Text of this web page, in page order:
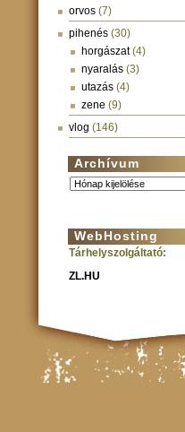
orvos (7)
pihenés (30)
horgászat(4)
nyaralás (3)
utazás (4)
zene (9)
vlog (146)
Archívum
Archívum
WebHosting
Tárhelyszolgáltató:
ZL.HU